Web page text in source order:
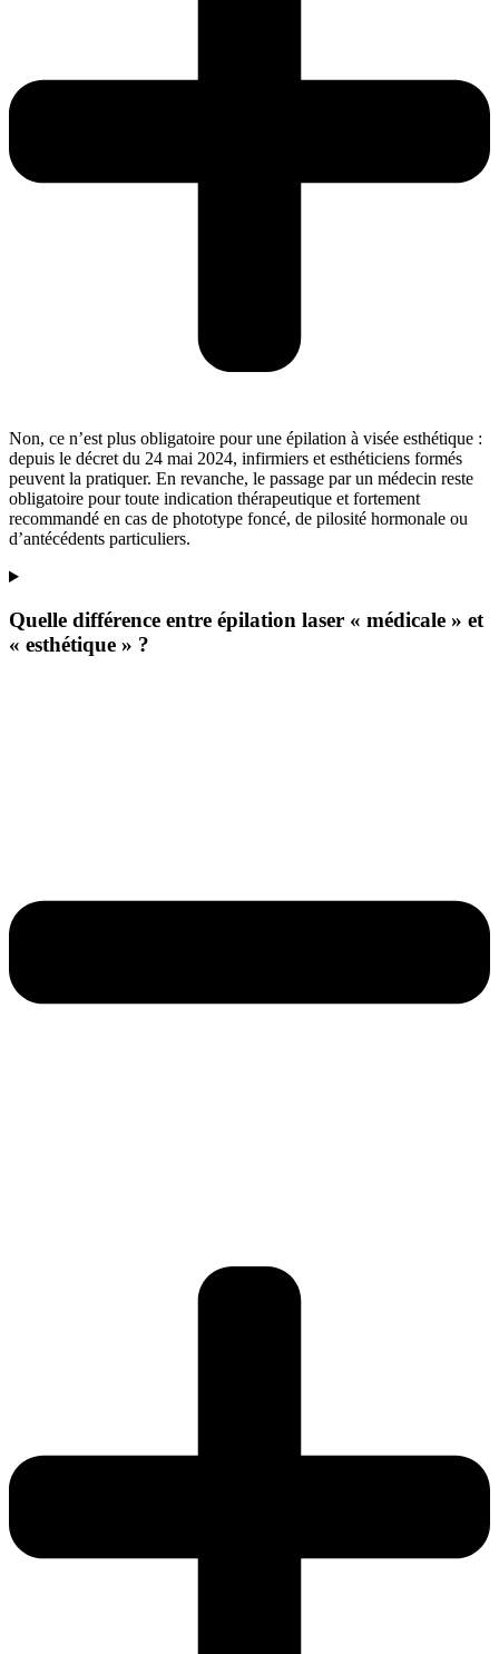
Non, ce n’est plus obligatoire pour une épilation à visée esthétique :
depuis le décret du 24 mai 2024, infirmiers et esthéticiens formés
peuvent la pratiquer. En revanche, le passage par un médecin reste
obligatoire pour toute indication thérapeutique et fortement
recommandé en cas de phototype foncé, de pilosité hormonale ou
d’antécédents particuliers.
Quelle différence entre épilation laser « médicale » et
« esthétique » ?